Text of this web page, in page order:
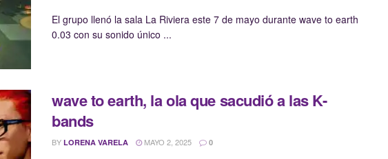
El grupo llenó la sala La Riviera este 7 de mayo durante wave to earth
0.03 con su sonido único ...
wave to earth, la ola que sacudió a las K-
bands
BY LORENA VARELA MAYO 2, 2025 0